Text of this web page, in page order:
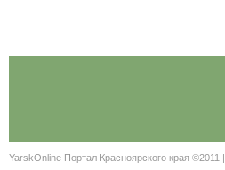
YarskOnline Портал Красноярского края ©2011 |